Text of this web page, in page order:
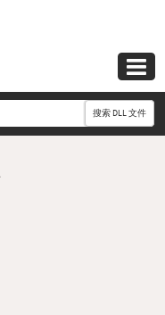

搜索 DLL 文件